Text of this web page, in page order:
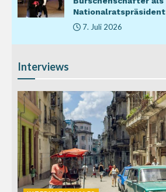
Nationalratspräsident
7. Juli 2026
Interviews